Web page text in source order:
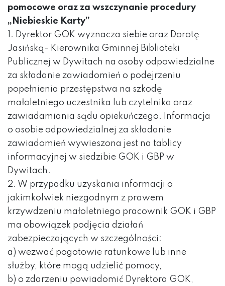
pomocowe oraz za wszczynanie procedury
„Niebieskie Karty”
1. Dyrektor GOK wyznacza siebie oraz Dorotę
Jasińską- Kierownika Gminnej Biblioteki
Publicznej w Dywitach na osoby odpowiedzialne
za składanie zawiadomień o podejrzeniu
popełnienia przestępstwa na szkodę
małoletniego uczestnika lub czytelnika oraz
zawiadamiania sądu opiekuńczego. Informacja
o osobie odpowiedzialnej za składanie
zawiadomień wywieszona jest na tablicy
informacyjnej w siedzibie GOK i GBP w
Dywitach.
2. W przypadku uzyskania informacji o
jakimkolwiek niezgodnym z prawem
krzywdzeniu małoletniego pracownik GOK i GBP
ma obowiązek podjęcia działań
zabezpieczających w szczególności:
a) wezwać pogotowie ratunkowe lub inne
służby, które mogą udzielić pomocy,
b) o zdarzeniu powiadomić Dyrektora GOK,